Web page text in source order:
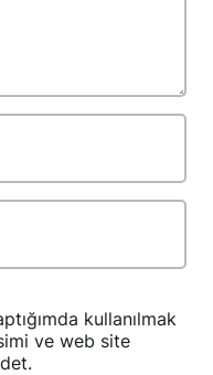
kullanılmak
ve web site